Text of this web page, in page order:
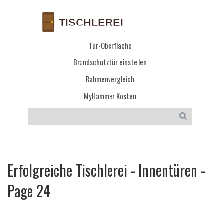
Tür-Oberfläche
Brandschutztür einstellen
Rahmenvergleich
MyHammer Kosten
Erfolgreiche Tischlerei - Innentüren -
Page 24